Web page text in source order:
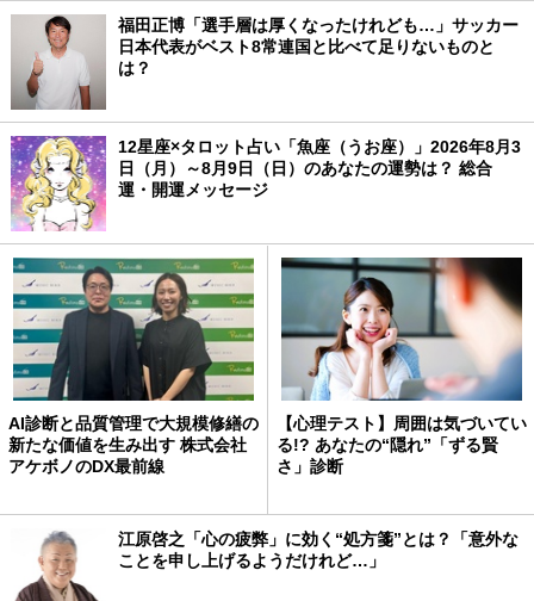
福田正博「選手層は厚くなったけれども…」サッカー
日本代表がベスト8常連国と比べて足りないものと
は？
12星座×タロット占い「魚座（うお座）」2026年8月3
日（月）～8月9日（日）のあなたの運勢は？ 総合
運・開運メッセージ
AI診断と品質管理で大規模修繕の
新たな価値を生み出す 株式会社
アケボノのDX最前線
【心理テスト】周囲は気づいてい
る!? あなたの“隠れ”「ずる賢
さ」診断
江原啓之「心の疲弊」に効く“処方箋”とは？「意外な
ことを申し上げるようだけれど…」